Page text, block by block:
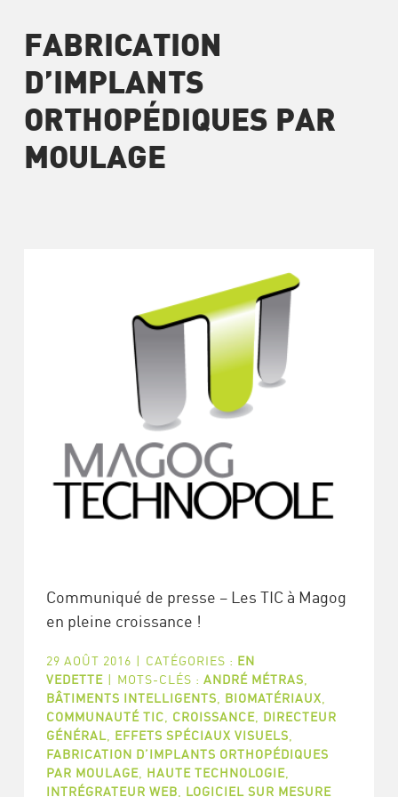
FABRICATION
D’IMPLANTS
ORTHOPÉDIQUES PAR
MOULAGE
Communiqué de presse – Les TIC à Magog
en pleine croissance !
29 AOÛT 2016 | CATÉGORIES : EN
VEDETTE | MOTS-CLÉS : ANDRÉ MÉTRAS
BÂTIMENTS INTELLIGENTS
BIOMATÉRIAUX
COMMUNAUTÉ TIC
CROISSANCE, DIRECTEUR
GÉNÉRAL
EFFETS SPÉCIAUX VISUELS
FABRICATION D’IMPLANTS ORTHOPÉDIQUES
PAR MOULAGE, HAUTE TECHNOLOGIE,
INTRÉGRATEUR WEB
LOGICIEL SUR MESURE